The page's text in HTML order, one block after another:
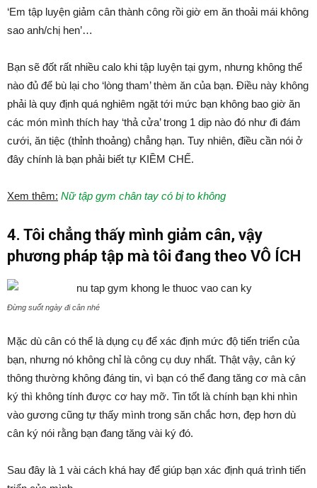
‘Em tập luyện giảm cân thành công rồi giờ em ăn thoải mái không
sao anh/chị hen’…
Bạn sẽ đốt rất nhiều calo khi tập luyện tại gym, nhưng không thể
nào đủ để bù lại cho ‘lòng tham’ thèm ăn của bạn. Điều này không
phải là quy định quá nghiêm ngặt tới mức bạn không bao giờ ăn
các món mình thích hay ‘thả cửa’ trong 1 dịp nào đó như đi đám
cưới, ăn tiệc (thỉnh thoảng) chẳng hạn. Tuy nhiên, điều cần nói ở
đây chính là bạn phải biết tự KIỀM CHẾ.
Xem thêm: Nữ tập gym chân tay có bị to không
4. Tôi chẳng thấy mình giảm cân, vậy
phương pháp tập mà tôi đang theo VÔ ÍCH
Đừng suốt ngày đi cân nhé
Mặc dù cân có thể là dụng cụ để xác định mức độ tiến triển của
bạn, nhưng nó không chỉ là công cụ duy nhất. Thật vậy, cân ký
thông thường không đáng tin, vì bạn có thể đang tăng cơ mà cân
ký thì không tính được cơ hay mỡ. Tin tốt là chính bạn khi nhìn
vào gương cũng tự thấy mình trong săn chắc hơn, đẹp hơn dù
cân ký nói rằng bạn đang tăng vài ký đó.
Sau đây là 1 vài cách khá hay để giúp bạn xác định quá trình tiến